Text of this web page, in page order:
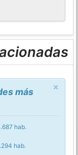
×
más
hab.
hab.